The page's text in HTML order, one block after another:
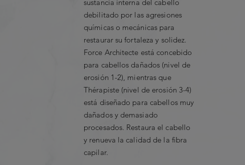
2★
RESEÑA POSITIVA MÁS ÚTIL
No Favorable Review Found
sustancia interna del cabello
debilitado por las agresiones
químicas o mecánicas para
restaurar su fortaleza y solidez.
Force Architecte está concebido
para cabellos dañados (nivel de
erosión 1-2), mientras que
Thérapiste (nivel de erosión 3-4)
está diseñado para cabellos muy
dañados y demasiado
procesados. Restaura el cabello
y renueva la calidad de la fibra
capilar.